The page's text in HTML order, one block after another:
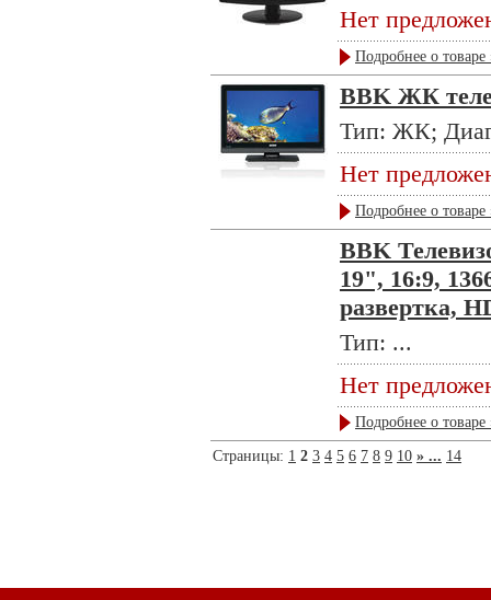
Нет
Подробнее о товаре
BBK ЖК
Тип: ЖК;
Нет
Подробнее о товаре
BBK
19", 16:9,
развертка,
Тип: ...
Нет
Подробнее о товаре
Страницы: 1 2 3 4 5 6 7 8 9 10 » ... 14